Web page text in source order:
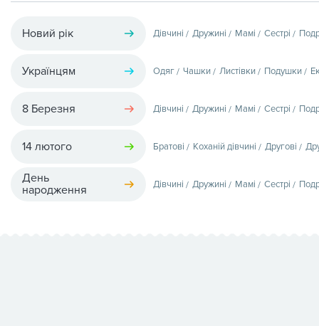
Новий рік Дівчині Дружині Мамі Сестрі
Українцям Одяг Чашки Листівки Подушки
8 Березня Дівчині Дружині Мамі Сестрі
14 лютого Братові Коханій дівчині Другові
День
народження
Дівчині Дружині Мамі Сестрі